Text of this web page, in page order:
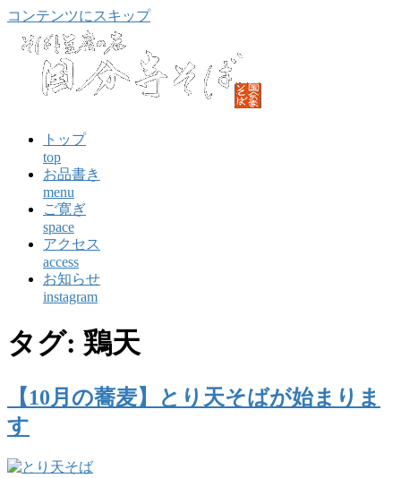
コンテンツにスキップ
トップ
top
お品書き
menu
ご寛ぎ
space
アクセス
access
お知らせ
instagram
タグ: 鶏天
【10月の蕎麦】とり天そばが始まりま
す